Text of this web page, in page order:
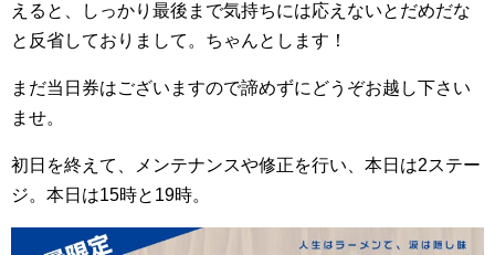
えると、しっかり最後まで気持ちには応えないとだめだな
と反省しておりまして。ちゃんとします！
まだ当日券はございますので諦めずにどうぞお越し下さい
ませ。
初日を終えて、メンテナンスや修正を行い、本日は2ステー
ジ。本日は15時と19時。